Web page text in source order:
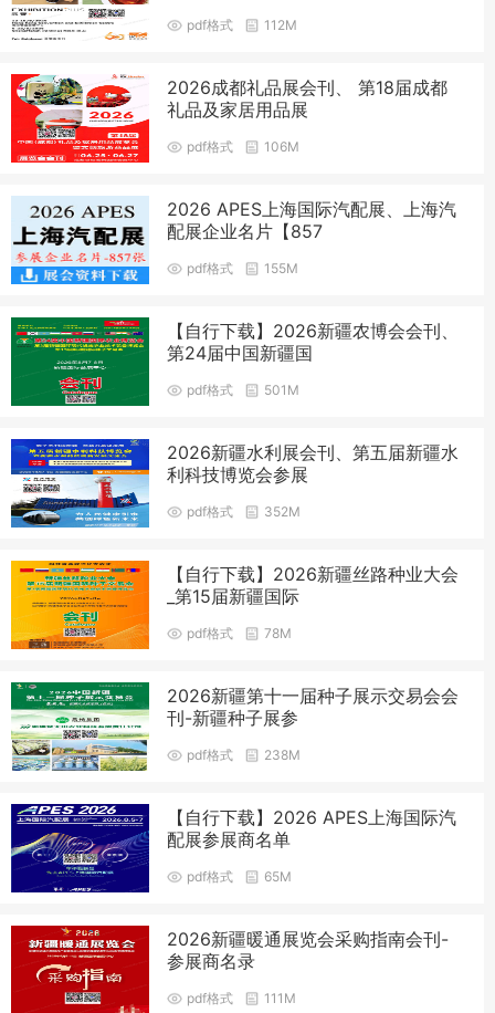
pdf格式 112M
2026成都礼品展会刊、 第18届成都
礼品及家居用品展
pdf格式 106M
2026 APES上海国际汽配展、上海汽
配展企业名片【857
pdf格式 155M
【自行下载】2026新疆农博会会刊、
第24届中国新疆国
pdf格式 501M
2026新疆水利展会刊、第五届新疆水
利科技博览会参展
pdf格式 352M
【自行下载】2026新疆丝路种业大会
_第15届新疆国际
pdf格式 78M
2026新疆第十一届种子展示交易会会
刊-新疆种子展参
pdf格式 238M
【自行下载】2026 APES上海国际汽
配展参展商名单
pdf格式 65M
2026新疆暖通展览会采购指南会刊-
参展商名录
pdf格式 111M